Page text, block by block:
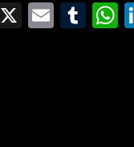
Facebook
X Email